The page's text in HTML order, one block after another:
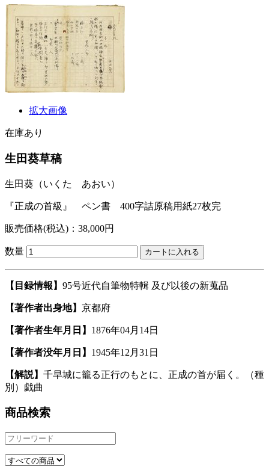
拡大画像
在庫あり
生田葵草稿
生田葵 （いくた あおい）
『正成の首級』 ペン書 400字詰原稿用紙27枚完
販売価格(税込)：38,000円
数量
【目録情報】 95号近代自筆物特輯 及び以後の新蒐品
【著作者出身地】 京都府
【著作者生年月日】 1876年04月14日
【著作者没年月日】 1945年12月31日
【解説】 千早城に籠る正行のもとに、正成の首が届く。（種
別）戯曲
商品検索